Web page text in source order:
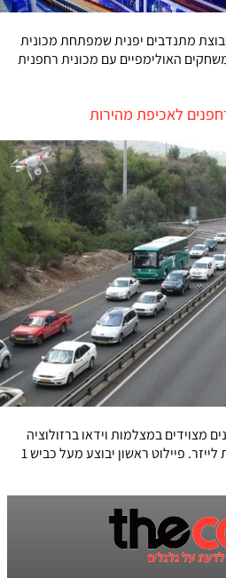
מתנדבים יפנית שמפתחת מכונית
האולימפיים עם מכונית רחפנית
לאכיפת מהירות
רכשה 12 רחפנים מצוידים במצלמות וידאו ברזולוציה
גבוהה שמשולבות במד מהירות לייזר. פיילוט ראשון יבוצע מעל כביש 1